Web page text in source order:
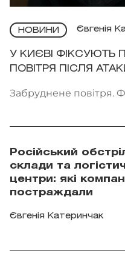
НОВИНИ Євгенія
У КИЄВІ ФІКСУЮТЬ
ПОВІТРЯ ПІСЛЯ
Забруднене повітря.
Російський
склади та
центри: які
постраждали
Євгенія Катеринчак